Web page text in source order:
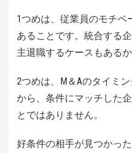
1つめは、従業員のモチ
あることです。統合する
主退職するケースもあるか
2つめは、М＆Aのタイミ
から、条件にマッチした
とではありません。
好条件の相手が見つかっ